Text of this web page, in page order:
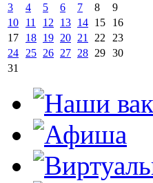
3
4 5 6 7 8
9
10
11 12 13 14 15
16
17
18 19 20 21 22
23
24
25 26 27 28 29 30
31